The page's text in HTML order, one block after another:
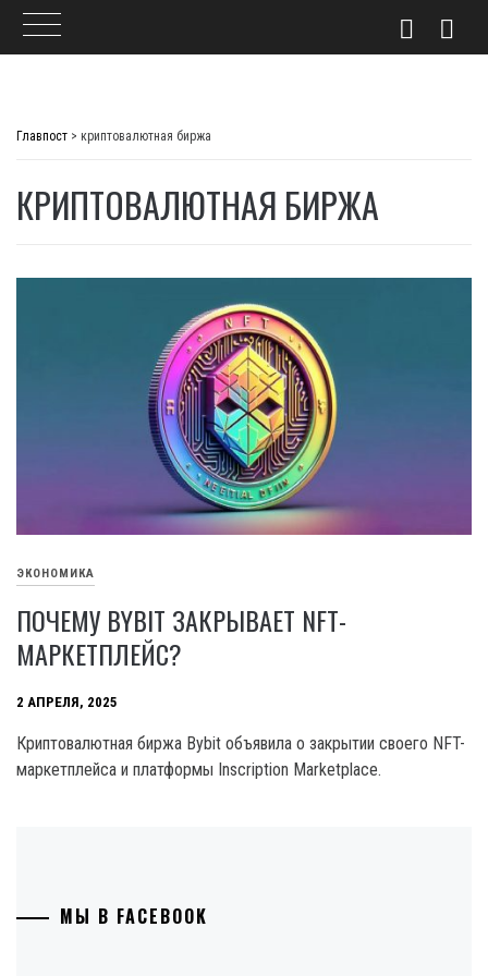
Главпост > криптовалютная биржа
КРИПТОВАЛЮТНАЯ БИРЖА
ЭКОНОМИКА
ПОЧЕМУ BYBIT ЗАКРЫВАЕТ NFT-
МАРКЕТПЛЕЙС?
2 АПРЕЛЯ, 2025
Криптовалютная биржа Bybit объявила о закрытии своего NFT-
маркетплейса и платформы Inscription Marketplace.
МЫ В FACEBOOK